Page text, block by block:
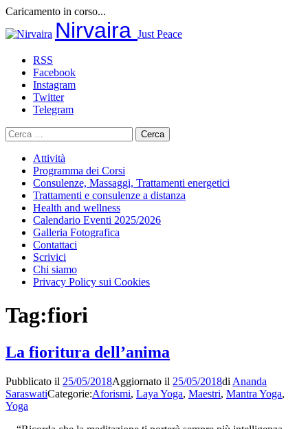
Caricamento in corso...
al
Nirvaira Just Peace
RSS
Facebook
Instagram
Twitter
Telegram
Ricerca
per:
Attività
Programma dei Corsi
Consulenze, Massaggi, Trattamenti energetici
Trattamenti e consulenze a distanza
Health and wellness
Calendario Eventi 2025/2026
Galleria Fotografica
Contattaci
Scrivici
Chi siamo
Privacy Policy sui Cookies
Tag:fiori
La fioritura dell’anima
Pubblicato il 25/05/2018Aggiornato il 25/05/2018di Ananda
SaraswatiCategorie:Aforismi, Laya Yoga, Maestri, Mantra Yoga,
Yoga